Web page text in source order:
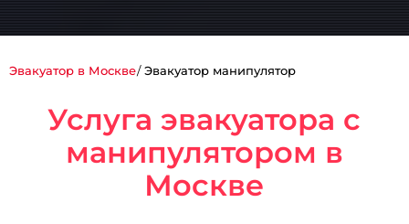
Эвакуатор в Москве Эвакуатор манипулятор
Услуга эвакуатора с
манипулятором в
Москве